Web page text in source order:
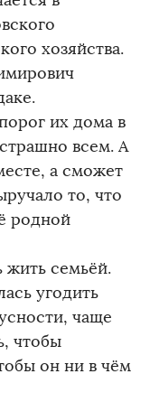
хозяйства.
их дома в
всем. А
а сможет
то, что
родной
жить семьёй.
угодить
чаще
чтобы
он ни в чём